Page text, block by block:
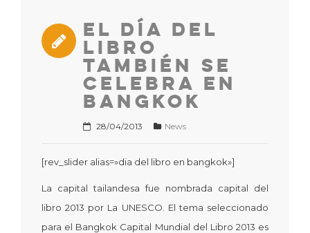
El día del
libro
también se
celebra en
Bangkok
28/04/2013 News
[rev_slider alias=»dia del libro en bangkok»]
La capital tailandesa fue nombrada capital del
libro 2013 por La UNESCO. El tema seleccionado
para el Bangkok Capital Mundial del Libro 2013 es